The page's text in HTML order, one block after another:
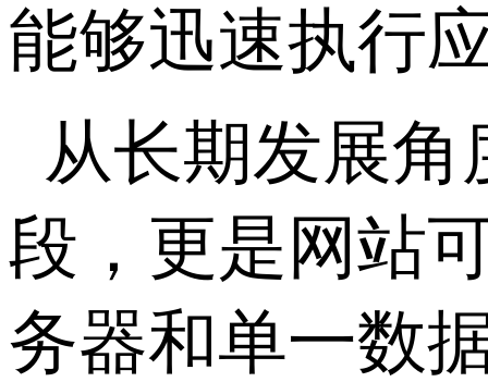
能够迅速执行
从长期发展
段，更是网站
务器和单一数